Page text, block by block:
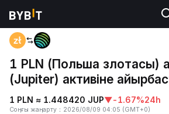
Басты бет
1 PLN (Польша злотасы)
(Jupiter) активіне
1 PLN ≈ 1.448420 JUP▼-1.67%24h
Соңғы жаңарту ： 2026/08/09 04:05 (GMT+0)